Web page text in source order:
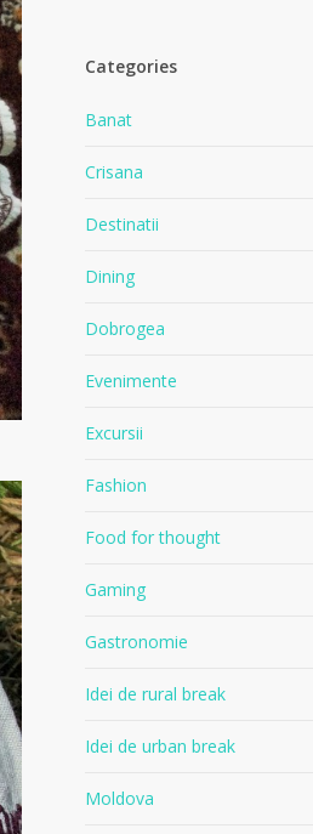
Categories
Banat
Crisana
Destinatii
Dining
Dobrogea
Evenimente
Excursii
Fashion
Food for thought
Gaming
Gastronomie
Idei de rural break
Idei de urban break
Moldova